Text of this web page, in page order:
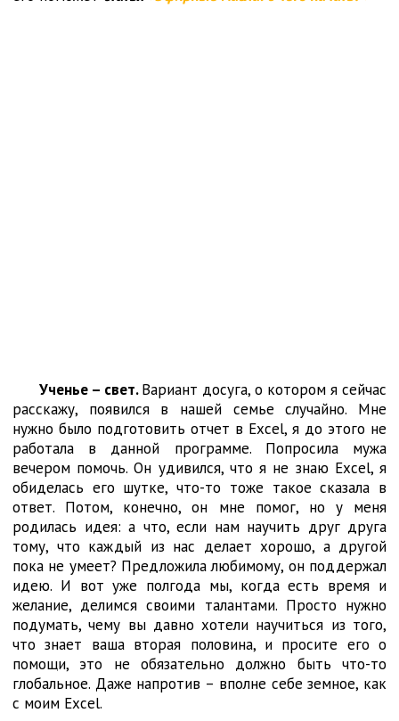
Ученье – свет.Вариант досуга, о котором я сейчас
расскажу, появился в нашей семье случайно. Мне
нужно было подготовить отчет в Excel, я до этого не
работала в данной программе. Попросила мужа
вечером помочь. Он удивился, что я не знаю Excel, я
обиделась его шутке, что-то тоже такое сказала в
ответ. Потом, конечно, он мне помог, но у меня
родилась идея: а что, если нам научить друг друга
тому, что каждый из нас делает хорошо, а другой
пока не умеет? Предложила любимому, он поддержал
идею. И вот уже полгода мы, когда есть время и
желание, делимся своими талантами. Просто нужно
подумать, чему вы давно хотели научиться из того,
что знает ваша вторая половина, и просите его о
помощи, это не обязательно должно быть что-то
глобальное. Даже напротив – вполне себе земное, как
с моим Excel.